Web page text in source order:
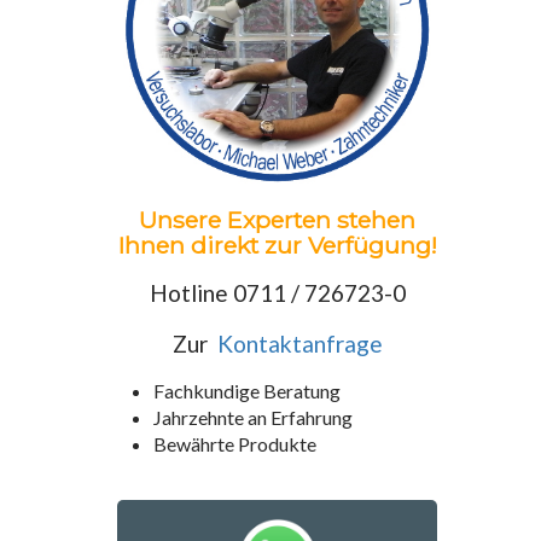
Unsere Experten stehen
Ihnen direkt zur Verfügung!
Hotline 0711 / 726723-0
Zur Kontaktanfrage
Fachkundige Beratung
Jahrzehnte an Erfahrung
Bewährte Produkte